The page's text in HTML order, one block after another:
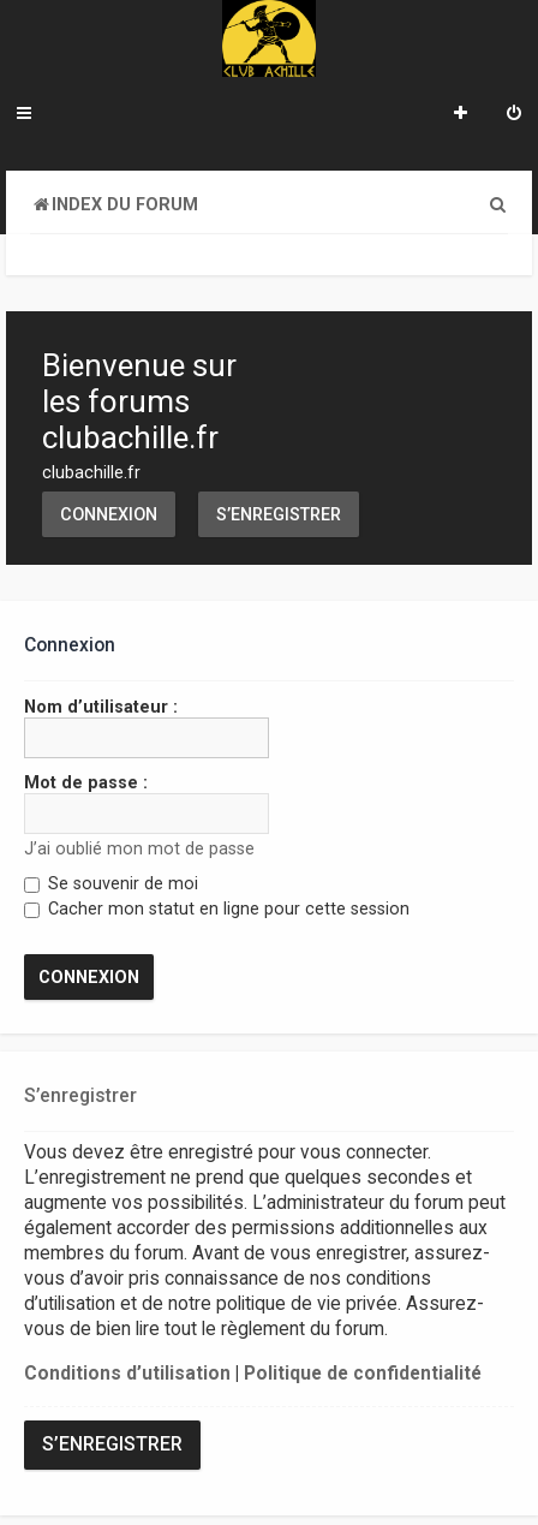
INDEX DU FORUM
h
Bienvenue sur
les forums
clubachille.fr
clubachille.fr
CONNEXION S’ENREGISTRER
Connexion
Nom d’utilisateur :
Mot de passe :
J’ai oublié mon mot de passe
Se souvenir de moi
Cacher mon statut en ligne pour cette session
S’enregistrer
Vous devez être enregistré pour vous connecter.
L’enregistrement ne prend que quelques secondes et
augmente vos possibilités. L’administrateur du forum peut
également accorder des permissions additionnelles aux
membres du forum. Avant de vous enregistrer, assurez-
vous d’avoir pris connaissance de nos conditions
d’utilisation et de notre politique de vie privée. Assurez-
vous de bien lire tout le règlement du forum.
Conditions d’utilisation Politique de confidentialité
S’ENREGISTRER